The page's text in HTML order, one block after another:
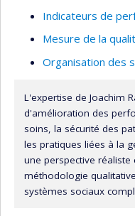
Indicateurs de
Mesure de la
Organisation des
L'expertise de Joachim
d'amélioration des
soins, la sécurité des
les pratiques liées à la
une perspective réaliste
méthodologie
systèmes sociaux